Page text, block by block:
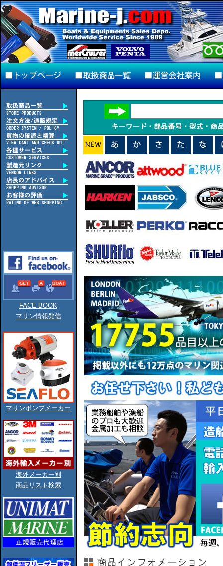
FACE BOOK
マリン情報発信
マリンポンプメーカー
海外メーカー別
商品リスト検索